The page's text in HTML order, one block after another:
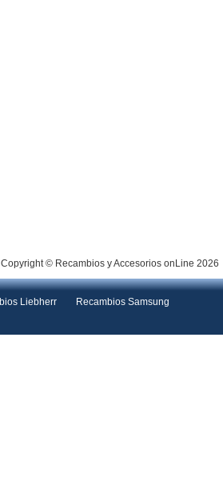
Copyright © Recambios y Accesorios onLine 2026
Liebherr
Recambios Samsung